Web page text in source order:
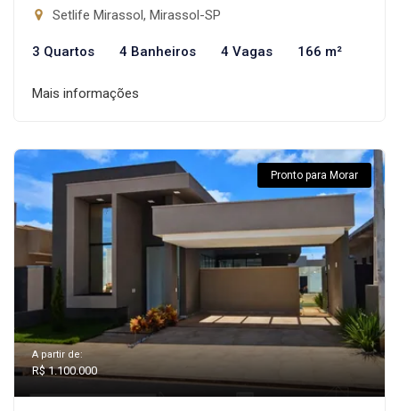
Setlife Mirassol, Mirassol-SP
3 Quartos 4 Banheiros 4 Vagas 166 m²
Mais informações
Pronto para Morar
A partir de:
R$ 1.100.000